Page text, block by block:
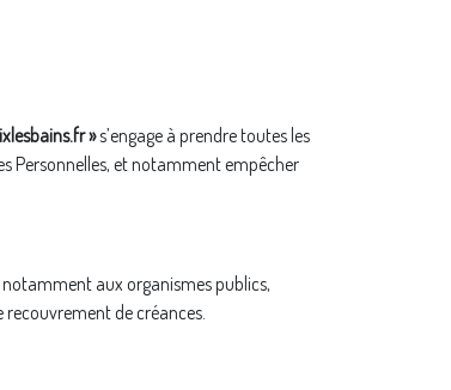
»s’engage à prendre toutes les
Personnelles, et notamment empêcher
aux organismes publics,
recouvrement de créances.